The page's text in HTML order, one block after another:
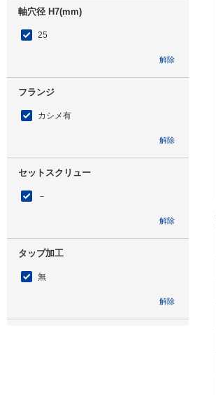
軸穴径 H7(mm)
25
解除
フランジ
カシメ有
解除
セットスクリュー
－
解除
タップ加工
無
解除